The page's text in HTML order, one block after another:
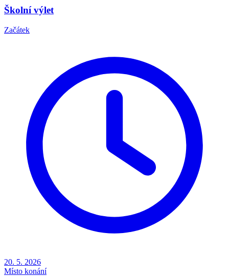
Školní výlet
Začátek
20. 5. 2026
Místo konání